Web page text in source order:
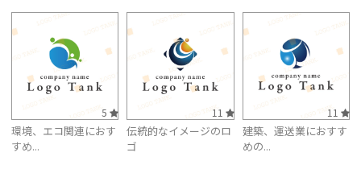
5
環境、エコ関連におす
すめ...
11
伝統的なイメージのロ
ゴ
11
建築、運送業におすす
めの...